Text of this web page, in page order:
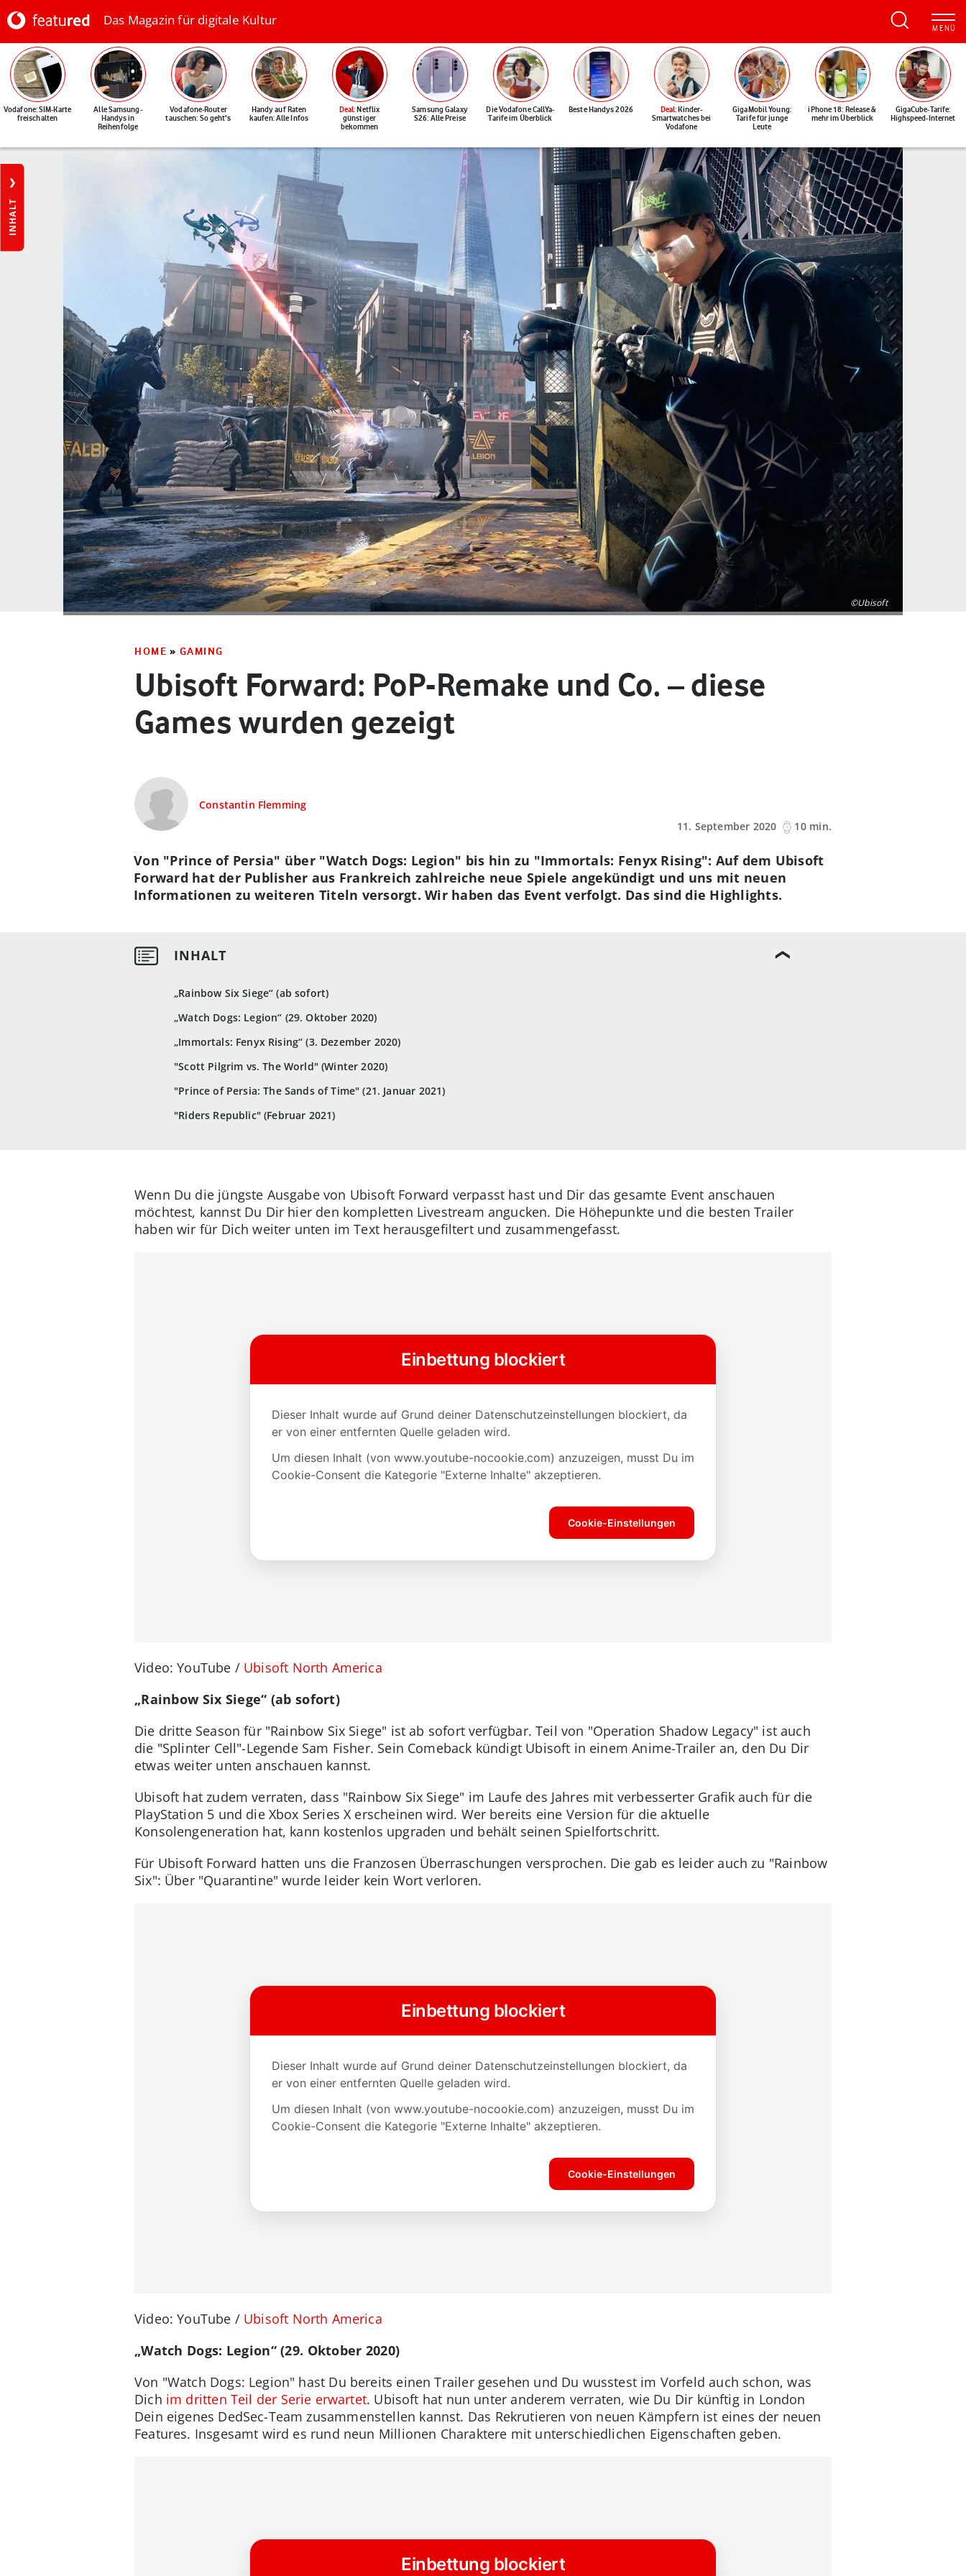
Das Magazin für digitale Kultur
Vodafone: SIM-Karte
freischalten
Alle Samsung-
Handys in
Reihenfolge
Vodafone-Router
tauschen: So geht's
Handy auf Raten
kaufen: Alle Infos
Deal: Netflix
günstiger
bekommen
Samsung Galaxy
S26: Alle Preise
Die Vodafone CallYa-
Tarife im Überblick
Beste Handys 2026 Deal: Kinder-
Smartwatches bei
Vodafone
GigaMobil Young:
Tarife für junge
Leute
iPhone 18: Release &
mehr im Überblick
GigaCube-Tarife:
Highspeed-Internet
INHALT
©Ubisoft
HOME » GAMING
Ubisoft Forward: PoP-Remake und Co. – diese
Games wurden gezeigt
Constantin Flemming
11. September 2020
10 min.
„Rainbow Six Siege“ (ab sofort)
„Watch Dogs: Legion“ (29. Oktober 2020)
„Immortals: Fenyx Rising“ (3. Dezember 2020)
"Scott Pilgrim vs. The World" (Winter 2020)
"Prince of Persia: The Sands of Time" (21. Januar 2021)
"Riders Republic" (Februar 2021)
Von "Prince of Persia" über "Watch Dogs: Legion" bis hin zu "Immortals: Fenyx Rising": Auf dem Ubisoft
Forward hat der Publisher aus Frankreich zahlreiche neue Spiele angekündigt und uns mit neuen
Informationen zu weiteren Titeln versorgt. Wir haben das Event verfolgt. Das sind die Highlights.
Wenn Du die jüngste Ausgabe von Ubisoft Forward verpasst hast und Dir das gesamte Event anschauen
möchtest, kannst Du Dir hier den kompletten Livestream angucken. Die Höhepunkte und die besten Trailer
haben wir für Dich weiter unten im Text herausgefiltert und zusammengefasst.
Video: YouTube / Ubisoft North America
„Rainbow Six Siege“ (ab sofort)
Die dritte Season für "Rainbow Six Siege" ist ab sofort verfügbar. Teil von "Operation Shadow Legacy" ist auch
die "Splinter Cell"-Legende Sam Fisher. Sein Comeback kündigt Ubisoft in einem Anime-Trailer an, den Du Dir
etwas weiter unten anschauen kannst.
Ubisoft hat zudem verraten, dass "Rainbow Six Siege" im Laufe des Jahres mit verbesserter Grafik auch für die
PlayStation 5 und die Xbox Series X erscheinen wird. Wer bereits eine Version für die aktuelle
Konsolengeneration hat, kann kostenlos upgraden und behält seinen Spielfortschritt.
Für Ubisoft Forward hatten uns die Franzosen Überraschungen versprochen. Die gab es leider auch zu "Rainbow
Six": Über "Quarantine" wurde leider kein Wort verloren.
Video: YouTube / Ubisoft North America
„Watch Dogs: Legion“ (29. Oktober 2020)
Von "Watch Dogs: Legion" hast Du bereits einen Trailer gesehen und Du wusstest im Vorfeld auch schon, was
Dich im dritten Teil der Serie erwartet. Ubisoft hat nun unter anderem verraten, wie Du Dir künftig in London
Dein eigenes DedSec-Team zusammenstellen kannst. Das Rekrutieren von neuen Kämpfern ist eines der neuen
Features. Insgesamt wird es rund neun Millionen Charaktere mit unterschiedlichen Eigenschaften geben.